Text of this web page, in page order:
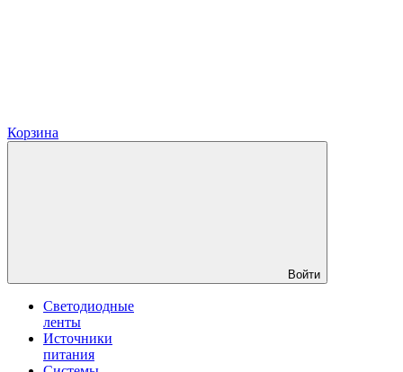
Корзина
Войти
Светодиодные
ленты
Источники
питания